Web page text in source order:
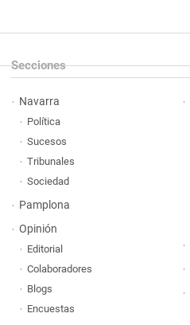
Secciones
Navarra
Política
Sucesos
Tribunales
Sociedad
Pamplona
Opinión
Editorial
Colaboradores
Blogs
Encuestas